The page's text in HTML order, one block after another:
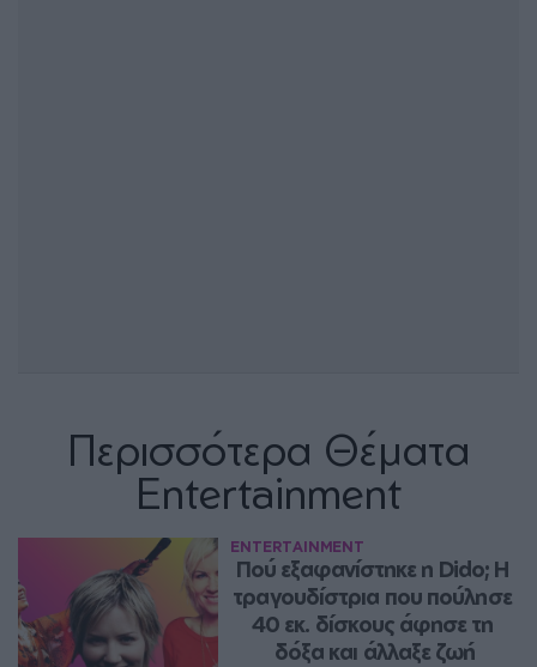
Περισσότερα Θέματα
Entertainment
ENTERTAINMENT
Πού εξαφανίστηκε η Dido; Η
τραγουδίστρια που πούλησε
40 εκ. δίσκους άφησε τη
δόξα και άλλαξε ζωή